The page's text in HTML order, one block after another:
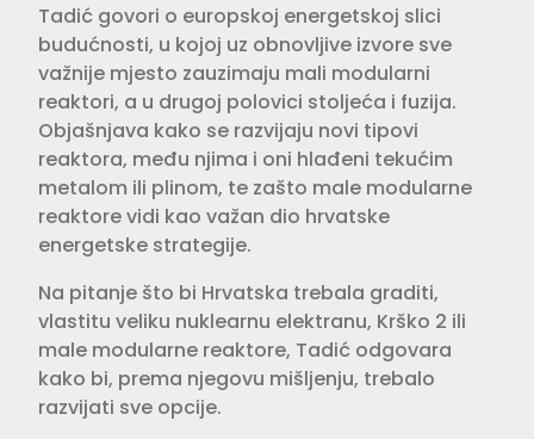
Tadić govori o europskoj energetskoj slici
budućnosti, u kojoj uz obnovljive izvore sve
važnije mjesto zauzimaju mali modularni
reaktori, a u drugoj polovici stoljeća i fuzija.
Objašnjava kako se razvijaju novi tipovi
reaktora, među njima i oni hlađeni tekućim
metalom ili plinom, te zašto male modularne
reaktore vidi kao važan dio hrvatske
energetske strategije.
Na pitanje što bi Hrvatska trebala graditi,
vlastitu veliku nuklearnu elektranu, Krško 2 ili
male modularne reaktore, Tadić odgovara
kako bi, prema njegovu mišljenju, trebalo
razvijati sve opcije.